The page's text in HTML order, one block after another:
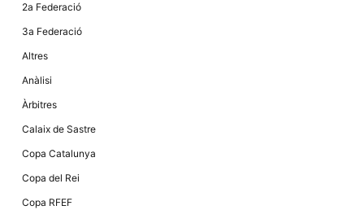
2a Federació
3a Federació
Altres
Anàlisi
Àrbitres
Calaix de Sastre
Copa Catalunya
Copa del Rei
Copa RFEF